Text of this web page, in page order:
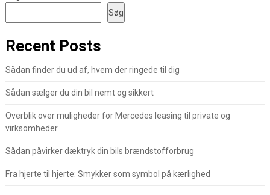
Søg
Recent Posts
Sådan finder du ud af, hvem der ringede til dig
Sådan sælger du din bil nemt og sikkert
Overblik over muligheder for Mercedes leasing til private og
virksomheder
Sådan påvirker dæktryk din bils brændstofforbrug
Fra hjerte til hjerte: Smykker som symbol på kærlighed